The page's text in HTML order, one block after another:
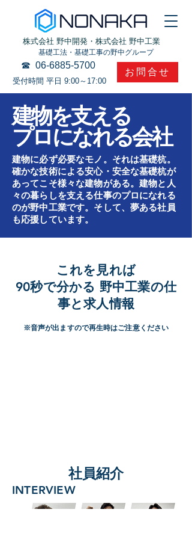
​株式会社 野中開発・ 株式会社 野中工業
基礎工法・基礎工事の野中グループ
☎​ 06-6885-5700
受付時間 平日 9:00～17:00
お問合せ
​建物を支える
プロになれる会社
建物に必ず必要なモノ。それは基礎杭。
確かな技術による安心・安全な基礎杭が
あってこそ様々な建物がある。建物と人
々の暮らしを支える仕事のプロになれる
のが野中工業です。そして、夢ある社員
も応援しています。
​これを見れば
90秒で分かる 野中工業の仕
事と求人情報
※音声が出ますので再生時はご注意ください
​社員紹介
INTERVIEW